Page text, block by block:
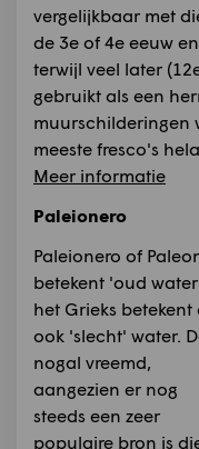
vergelijkbaar met
de 3e of 4e eeuw
terwijl veel later
gebruikt als een
muurschilderingen
meeste fresco's
Meer informatie
Paleionero
Paleionero of
betekent 'oud
het Grieks betekent
ook 'slecht' water.
nogal vreemd,
aangezien er nog
steeds een zeer
populaire bron is